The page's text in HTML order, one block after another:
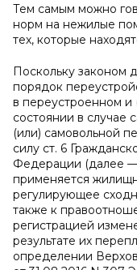
Тем самым можно
норм на нежилые
тех, которые
Поскольку законом
порядок
в переустроенном и
состоянии в случае
(или) самовольной
силу ст. 6
Федерации (далее
применяется
регулирующее
также к
регистрацией
результате их
определении